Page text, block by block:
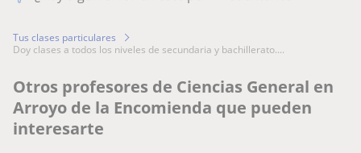
Tus clases particulares
doy clases a todos los niveles de secundaria y bachillerato....
Otros profesores de Ciencias General en
Arroyo de la Encomienda que pueden
interesarte